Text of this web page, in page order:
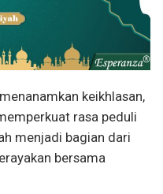
keikhlasan,
rasa peduli
menjadi bagian dari
bersama